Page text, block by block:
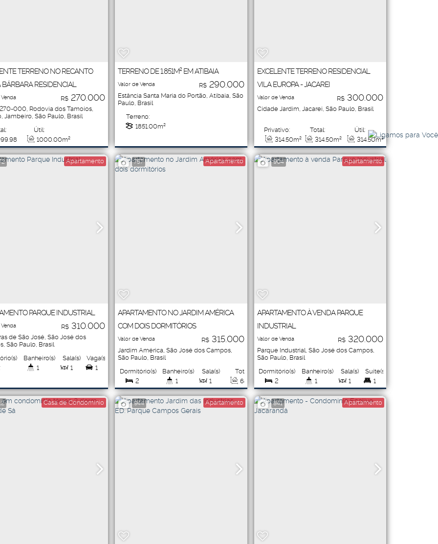
TERRENO NO RECANTO
RESIDENCIAL
R$ 270.000
000, Rodovia dos Tamoios,
, Jambeiro, São Paulo, Brasil
.98
.00m²
Útil:
1000.00m²
TERRENO DE 1.851M² EM ATIBAIA
R$290.000
Valor de Venda
Estância Santa Maria do Portão, Atibaia, São
Paulo, Brasil
Terreno:
1851.00m²
EXCELENTE TERRENO RESIDENCIAL
VILA EUROPA - JACAREI
R$ 300.000
Valor de Venda
Cidade Jardim, Jacareí, São Paulo, Brasil
Privativo:
314.50m²
Total:
314.50m²
Útil:
314.50m²
Apartamento
PARQUE INDUSTRIAL
R$ 310.000
de São José, São José dos
, São Paulo, Brasil
1
Banheiro(s)
1
Sala(s)
1
Vaga(s)
.00
757 Apartamento
APARTAMENTO NO JARDIM AMÉRICA
COM DOIS DORMITÓRIOS
R$315.000
Valor de Venda
Jardim América, São José dos Campos,
São Paulo, Brasil
2
Dormitório(s)
1
Banheiro(s)
1
Sala(s)
Total:
64
m²
1
Vaga(s)
Útil:
904 Apartamento
APARTAMENTO À VENDA PARQUE
INDUSTRIAL
R$ 320.000
Valor de Venda
Parque Industrial, São José dos Campos,
São Paulo, Brasil
2
Dormitório(s)
1
Banheiro(s)
1
Sala(s)
1
Suíte(s)
1
Vaga(s)
Casa de Condomínio 944 Apartamento 841 Apartamento